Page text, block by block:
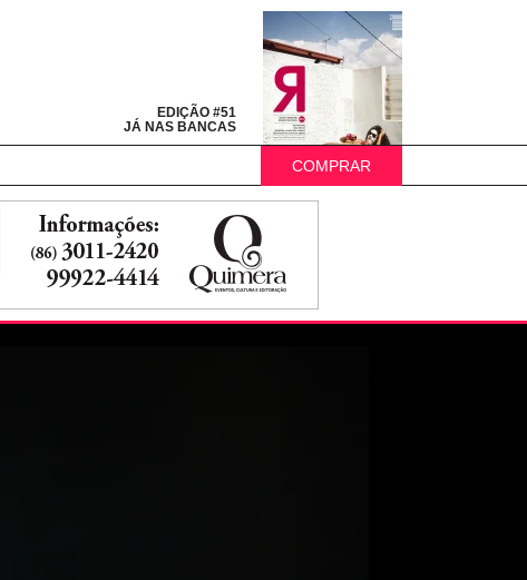
EDIÇÃO #51
JÁ NAS BANCAS
COMPRAR